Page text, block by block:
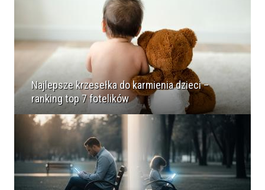
Najlepsze krzesełka do karmienia dzieci –
ranking top 7 fotelików